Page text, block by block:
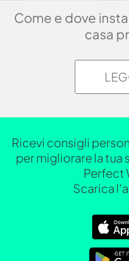
Come e dove
casa
Ricevi consigli
per migliorare la tua
Perfect
Scarica